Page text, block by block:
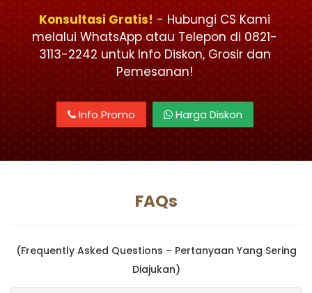
Konsultasi Gratis! - Hubungi CS Kami
melalui WhatsApp atau Telepon di 0821-
3113-2242 untuk Info Diskon, Grosir dan
Pemesanan!
Info Promo Harga Diskon
FAQs
(Frequently Asked Questions – Pertanyaan Yang Sering
Diajukan)